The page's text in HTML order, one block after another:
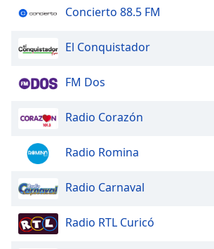
dialog
Escape
cancel
close
window.
Color
Opacity
Concierto 88.5 FM
El Conquistador
FM Dos
Radio Corazón
Radio Romina
Radio Carnaval
Radio RTL Curicó